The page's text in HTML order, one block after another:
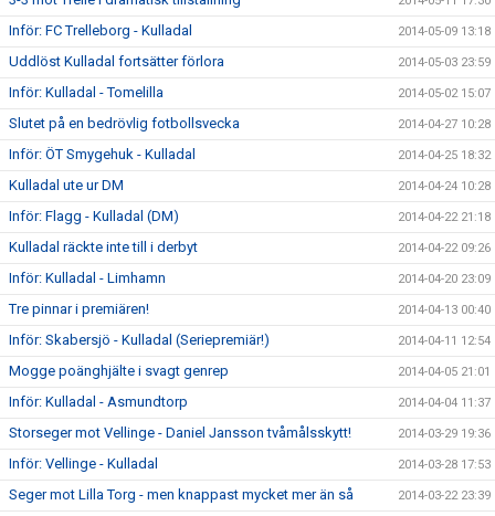
Inför: FC Trelleborg - Kulladal 2014-05-09 13:18
Uddlöst Kulladal fortsätter förlora 2014-05-03 23:59
Inför: Kulladal - Tomelilla 2014-05-02 15:07
Slutet på en bedrövlig fotbollsvecka 2014-04-27 10:28
Inför: ÖT Smygehuk - Kulladal 2014-04-25 18:32
Kulladal ute ur DM 2014-04-24 10:28
Inför: Flagg - Kulladal (DM) 2014-04-22 21:18
Kulladal räckte inte till i derbyt 2014-04-22 09:26
Inför: Kulladal - Limhamn 2014-04-20 23:09
Tre pinnar i premiären! 2014-04-13 00:40
Inför: Skabersjö - Kulladal (Seriepremiär!) 2014-04-11 12:54
Mogge poänghjälte i svagt genrep 2014-04-05 21:01
Inför: Kulladal - Asmundtorp 2014-04-04 11:37
Storseger mot Vellinge - Daniel Jansson tvåmålsskytt! 2014-03-29 19:36
Inför: Vellinge - Kulladal 2014-03-28 17:53
Seger mot Lilla Torg - men knappast mycket mer än så 2014-03-22 23:39